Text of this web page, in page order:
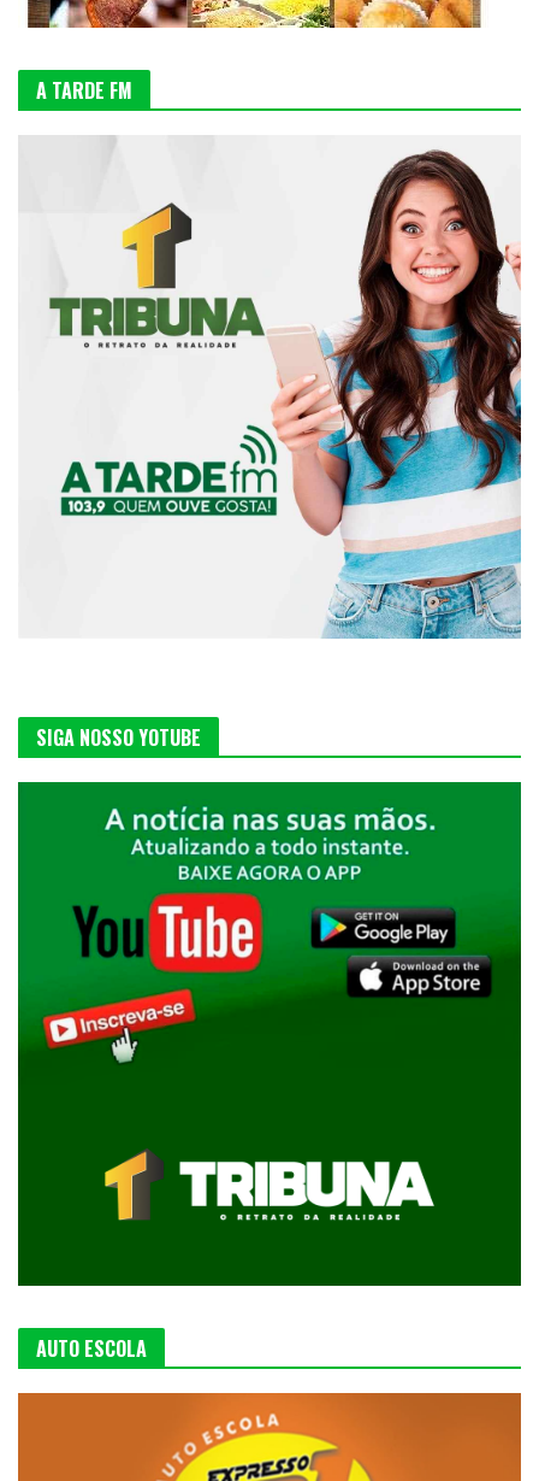
A TARDE FM
SIGA NOSSO YOTUBE
AUTO ESCOLA